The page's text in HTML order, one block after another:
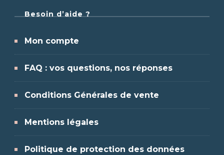
Besoin d’aide ?
Mon compte
FAQ : vos questions, nos réponses
Conditions Générales de vente
Mentions légales
Politique de protection des données